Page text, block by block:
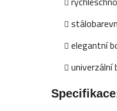
elegantní
univerzální